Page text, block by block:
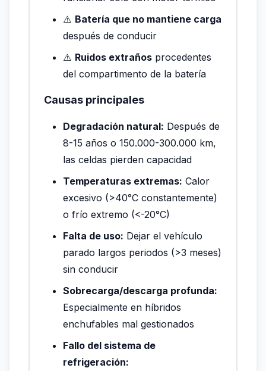
⚠️ Batería que no mantiene carga
después de conducir
⚠️ Ruidos extraños procedentes
del compartimento de la batería
Causas principales
Degradación natural: Después de
8-15 años o 150.000-300.000 km,
las celdas pierden capacidad
Temperaturas extremas: Calor
excesivo (>40°C constantemente)
o frío extremo (<-20°C)
Falta de uso: Dejar el vehículo
parado largos periodos (>3 meses)
sin conducir
Sobrecarga/descarga profunda:
Especialmente en híbridos
enchufables mal gestionados
Fallo del sistema de
refrigeración: